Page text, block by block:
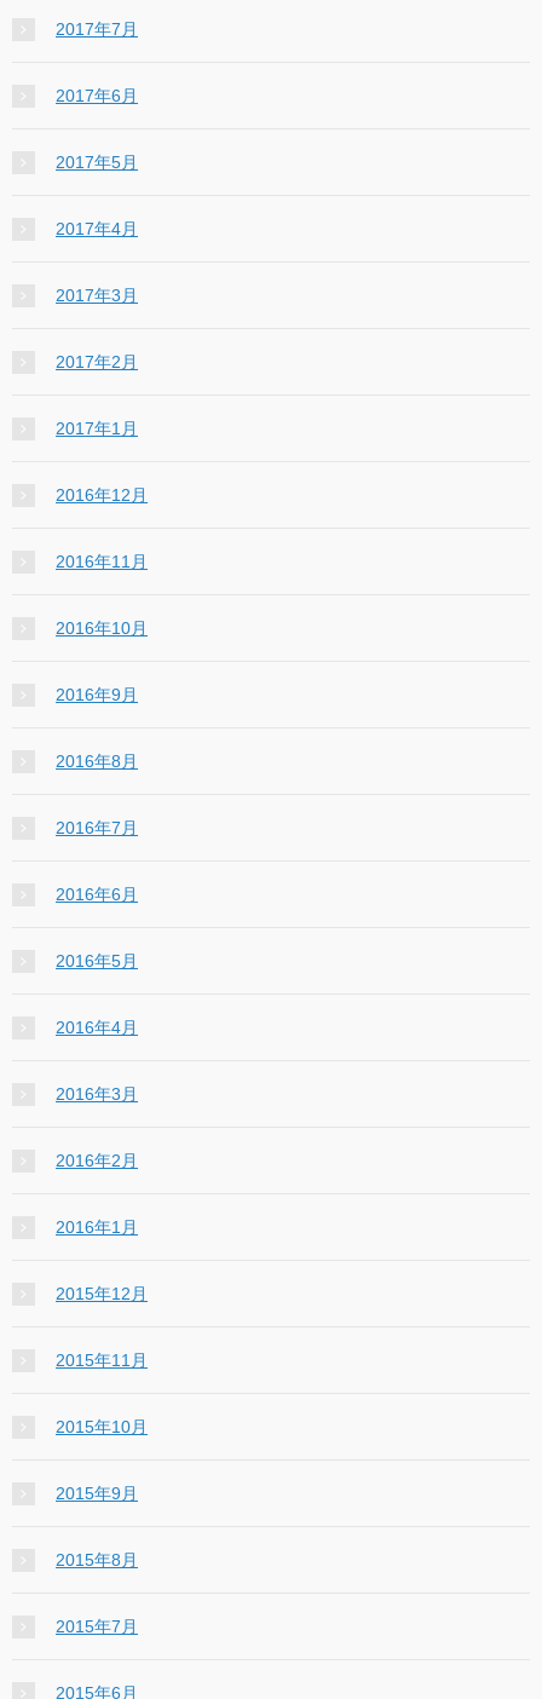
2017年7月
2017年6月
2017年5月
2017年4月
2017年3月
2017年2月
2017年1月
2016年12月
2016年11月
2016年10月
2016年9月
2016年8月
2016年7月
2016年6月
2016年5月
2016年4月
2016年3月
2016年2月
2016年1月
2015年12月
2015年11月
2015年10月
2015年9月
2015年8月
2015年7月
2015年6月